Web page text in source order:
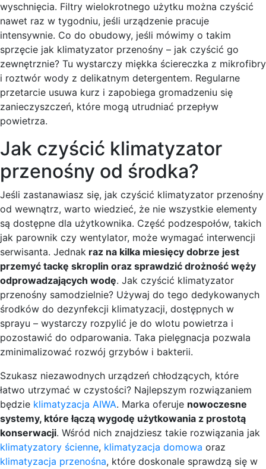
wyschnięcia. Filtry wielokrotnego użytku można czyścić
nawet raz w tygodniu, jeśli urządzenie pracuje
intensywnie. Co do obudowy, jeśli mówimy o takim
sprzęcie jak klimatyzator przenośny – jak czyścić go
zewnętrznie? Tu wystarczy miękka ściereczka z mikrofibry
i roztwór wody z delikatnym detergentem. Regularne
przetarcie usuwa kurz i zapobiega gromadzeniu się
zanieczyszczeń, które mogą utrudniać przepływ
powietrza.
Jak czyścić klimatyzator
przenośny od środka?
Jeśli zastanawiasz się, jak czyścić klimatyzator przenośny
od wewnątrz, warto wiedzieć, że nie wszystkie elementy
są dostępne dla użytkownika. Część podzespołów, takich
jak parownik czy wentylator, może wymagać interwencji
serwisanta. Jednak raz na kilka miesięcy dobrze jest
przemyć tackę skroplin oraz sprawdzić drożność węży
odprowadzających wodę. Jak czyścić klimatyzator
przenośny samodzielnie? Używaj do tego dedykowanych
środków do dezynfekcji klimatyzacji, dostępnych w
sprayu – wystarczy rozpylić je do wlotu powietrza i
pozostawić do odparowania. Taka pielęgnacja pozwala
zminimalizować rozwój grzybów i bakterii.
Szukasz niezawodnych urządzeń chłodzących, które
łatwo utrzymać w czystości? Najlepszym rozwiązaniem
będzie klimatyzacja AIWA. Marka oferuje nowoczesne
systemy, które łączą wygodę użytkowania z prostotą
konserwacji. Wśród nich znajdziesz takie rozwiązania jak
klimatyzatory ścienne, klimatyzacja domowa oraz
klimatyzacja przenośna, które doskonale sprawdzą się w